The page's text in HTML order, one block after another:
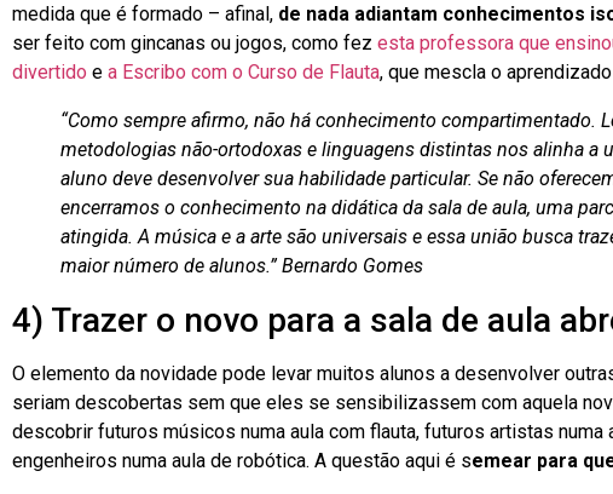
medida que é formado – afinal, de nada adiantam conhecimentos
ser feito com gincanas ou jogos, como fez esta professora que
divertido e a Escribo com o Curso de Flauta, que mescla o
“Como sempre afirmo, não há conhecimento compartimentado.
metodologias não-ortodoxas e linguagens distintas nos alinha a
aluno deve desenvolver sua habilidade particular. Se não
encerramos o conhecimento na didática da sala de aula, uma
atingida. A música e a arte são universais e essa união busca
maior número de alunos.” Bernardo Gomes
4) Trazer o novo para a sala de aula
O elemento da novidade pode levar muitos alunos a desenvolver
seriam descobertas sem que eles se sensibilizassem com aquela
descobrir futuros músicos numa aula com flauta, futuros artistas numa
engenheiros numa aula de robótica. A questão aqui é semear para